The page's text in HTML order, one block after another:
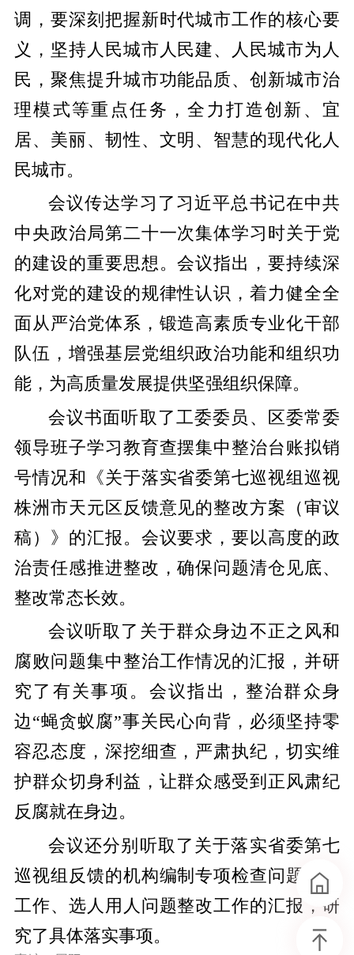
调，要深刻把握新时代城市工作的核心要
义，坚持人民城市人民建、人民城市为人
民，聚焦提升城市功能品质、创新城市治
理模式等重点任务，全力打造创新、宜
居、美丽、韧性、文明、智慧的现代化人
民城市。
会议传达学习了习近平总书记在中共
中央政治局第二十一次集体学习时关于党
的建设的重要思想。会议指出，要持续深
化对党的建设的规律性认识，着力健全全
面从严治党体系，锻造高素质专业化干部
队伍，增强基层党组织政治功能和组织功
能，为高质量发展提供坚强组织保障。
会议书面听取了工委委员、区委常委
领导班子学习教育查摆集中整治台账拟销
号情况和《关于落实省委第七巡视组巡视
株洲市天元区反馈意见的整改方案（审议
稿）》的汇报。会议要求，要以高度的政
治责任感推进整改，确保问题清仓见底、
整改常态长效。
会议听取了关于群众身边不正之风和
腐败问题集中整治工作情况的汇报，并研
究了有关事项。会议指出，整治群众身
边“蝇贪蚁腐”事关民心向背，必须坚持零
容忍态度，深挖细查，严肃执纪，切实维
护群众切身利益，让群众感受到正风肃纪
反腐就在身边。
会议还分别听取了关于落实省委第七
巡视组反馈的机构编制专项检查问题整改
工作、选人用人问题整改工作的汇报，研
究了具体落实事项。